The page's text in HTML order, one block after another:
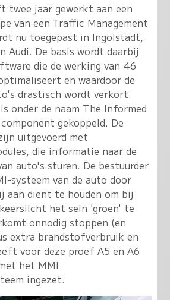
twee jaar gewerkt aan een
van een Traffic Management
nu toegepast in Ingolstadt,
Audi. De basis wordt daarbij
die de werking van 46
en waardoor de
drastisch wordt verkort.
onder de naam The Informed
gekoppeld. De
uitgevoerd met
die informatie naar de
auto's sturen. De bestuurder
systeem van de auto door
aan dient te houden om bij
het sein 'groen' te
onnodig stoppen (en
extra brandstofverbruik en
voor deze proef A5 en A6
het MMI
ingezet.